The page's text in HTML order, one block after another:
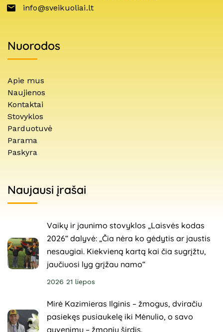
info@sveikuoliai.lt
Nuorodos
Apie mus
Naujienos
Kontaktai
Stovyklos
Parduotuvė
Parama
Paskyra
Naujausi įrašai
Vaikų ir jaunimo stovyklos „Laisvės kodas
2026“ dalyvė: „Čia nėra ko gėdytis ar jaustis
nesaugiai. Kiekvieną kartą kai čia sugrįžtu,
jaučiuosi lyg grįžau namo“
2026 21 liepos
Mirė Kazimieras Ilginis – žmogus, dviračiu
pasiekęs pusiaukelę iki Mėnulio, o savo
gyvenimu – žmonių širdis.